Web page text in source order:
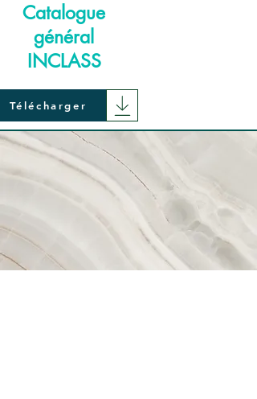
Catalogue
général
INCLASS
Télécharger